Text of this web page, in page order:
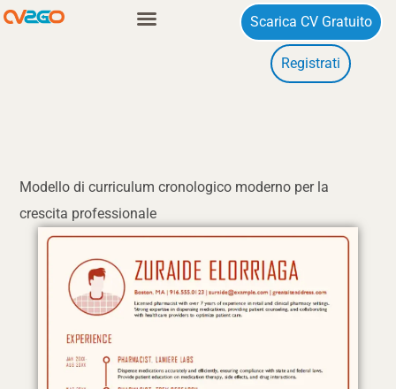
Vai
Scarica CV Gratuito
Registrati
Modello di curriculum cronologico moderno per la
crescita professionale